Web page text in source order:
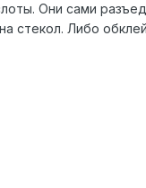
Они сами
стекол. Либо